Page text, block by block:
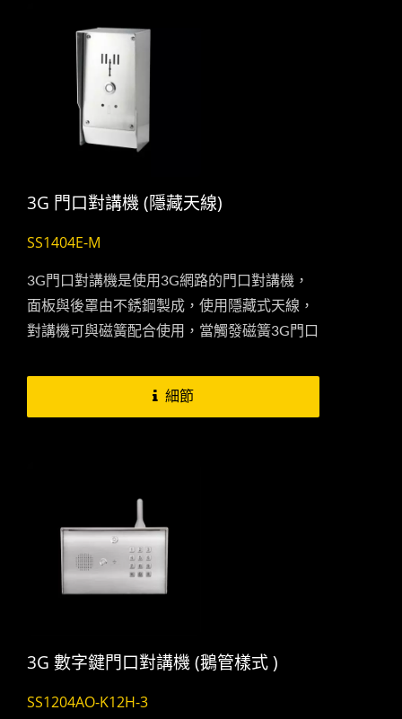
3G 門口對講機 (隱藏天線)
SS1404E-M
3G門口對講機是使用3G網路的門口對講機，
面板與後罩由不銹鋼製成，使用隱藏式天線，
對講機可與磁簧配合使用，當觸發磁簧3G門口
您即時掌握家中訊息。...
細節
3G 數字鍵門口對講機 (鵝管樣式 )
SS1204AO-K12H-3